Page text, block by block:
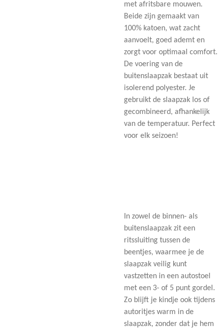
met afritsbare mouwen.
Beide zijn gemaakt van
100% katoen, wat zacht
aanvoelt, goed ademt en
zorgt voor optimaal comfort.
De voering van de
buitenslaapzak bestaat uit
isolerend polyester. Je
gebruikt de slaapzak los of
gecombineerd, afhankelijk
van de temperatuur. Perfect
voor elk seizoen!
In zowel de binnen- als
buitenslaapzak zit een
ritssluiting tussen de
beentjes, waarmee je de
slaapzak veilig kunt
vastzetten in een autostoel
met een 3- of 5 punt gordel.
Zo blijft je kindje ook tijdens
autoritjes warm in de
slaapzak, zonder dat je hem